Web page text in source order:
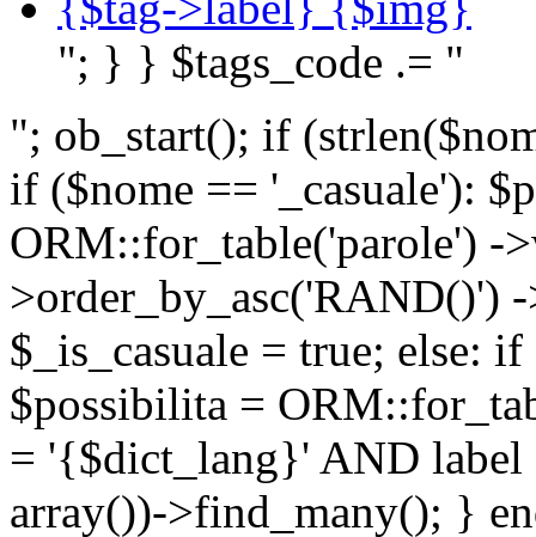
"; } } $tags_code .= "
"; ob_start(); if
if ($nome == '_casuale'):
ORM::for_table('parole') -
>order_by_asc('RAND()')
$_is_casuale = true; else:
$possibilita =
= '{$dict_lang}' AND
array())->find_many(); }